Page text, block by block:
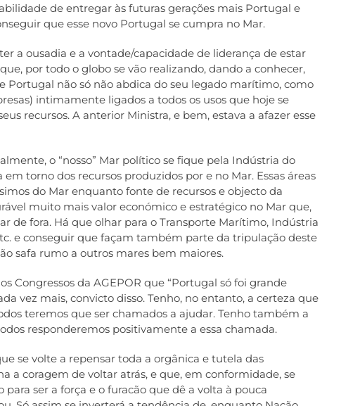
de entregar às futuras gerações mais Portugal e
que esse novo Portugal se cumpra no Mar.
a ousadia e a vontade/capacidade de liderança de estar
por todo o globo se vão realizando, dando a conhecer,
não só não abdica do seu legado marítimo, como
intimamente ligados a todos os usos que hoje se
recursos. A anterior Ministra, e bem, estava a afazer esse
o “nosso” Mar político se fique pela Indústria do
torno dos recursos produzidos por e no Mar. Essas áreas
do Mar enquanto fonte de recursos e objecto da
muito mais valor económico e estratégico no Mar que,
de fora. Há que olhar para o Transporte Marítimo, Indústria
e conseguir que façam também parte da tripulação deste
safa rumo a outros mares bem maiores.
Congressos da AGEPOR que “Portugal só foi grande
vez mais, convicto disso. Tenho, no entanto, a certeza que
teremos que ser chamados a ajudar. Tenho também a
responderemos positivamente a essa chamada.
se volte a repensar toda a orgânica e tutela das
a coragem de voltar atrás, e que, em conformidade, se
ser a força e o furacão que dê a volta à pouca